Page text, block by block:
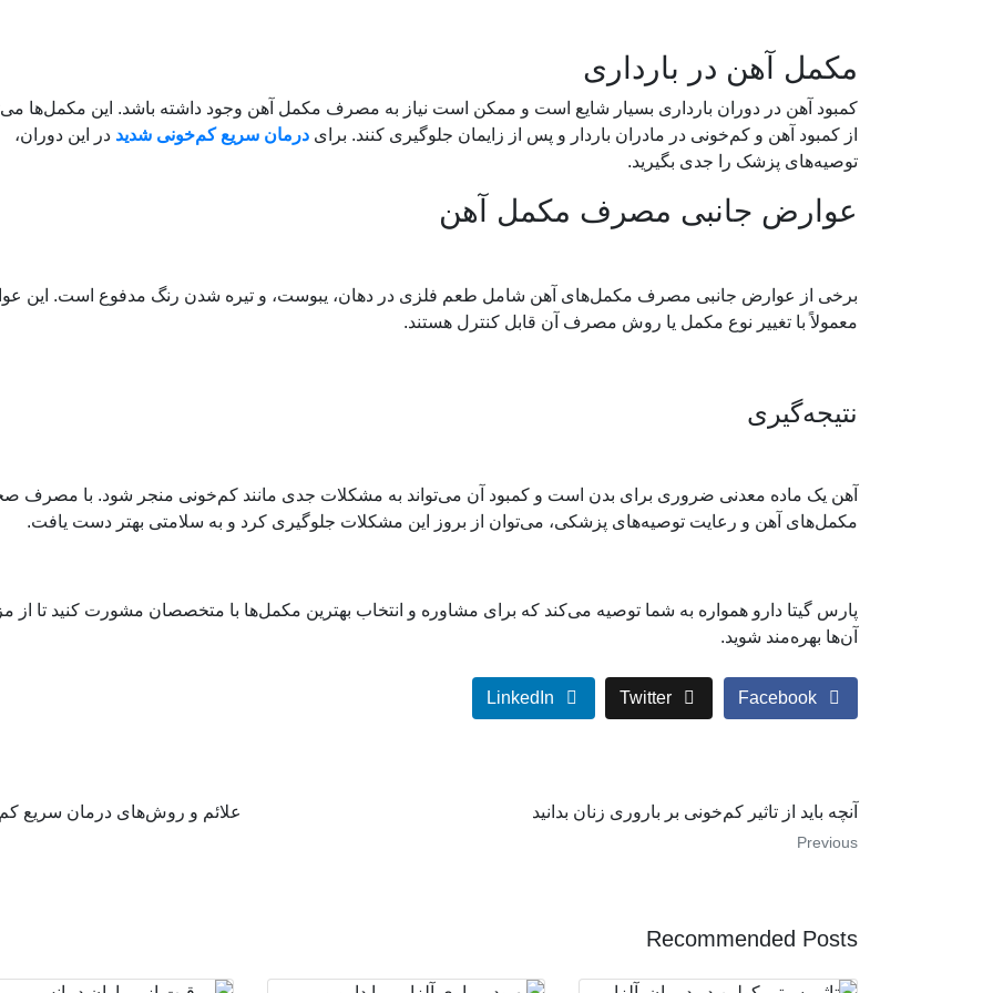
مکمل آهن در بارداری
کمبود آهن در دوران بارداری بسیار شایع است و ممکن است نیاز به مصرف مکمل آهن وجود داشته باشد. این مکمل‌ها
از کمبود آهن و کم‌خونی در مادران باردار و پس از زایمان جلوگیری کنند. برای درمان سریع کم‌خونی شدید در این دوران،
توصیه‌های پزشک را جدی بگیرید.
عوارض جانبی مصرف مکمل آهن
برخی از عوارض جانبی مصرف مکمل‌های آهن شامل طعم فلزی در دهان، یبوست، و تیره شدن رنگ مدفوع است. این
معمولاً با تغییر نوع مکمل یا روش مصرف آن قابل کنترل هستند.
نتیجه‌گیری
آهن یک ماده معدنی ضروری برای بدن است و کمبود آن می‌تواند به مشکلات جدی مانند کم‌خونی منجر شود. با مصرف
مکمل‌های آهن و رعایت توصیه‌های پزشکی، می‌توان از بروز این مشکلات جلوگیری کرد و به سلامتی بهتر دست یافت.
پارس گیتا دارو همواره به شما توصیه می‌کند که برای مشاوره و انتخاب بهترین مکمل‌ها با متخصصان مشورت کنید تا از
آن‌ها بهره‌مند شوید.
Facebook
Twitter
LinkedIn
آنچه باید از تاثیر کم‌خونی بر باروری زنان بدانید
Previous
علائم و روش‌های درمان سریع
Recommended Posts